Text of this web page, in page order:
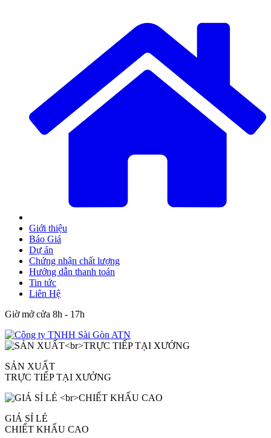
Giới thiệu
Báo Giá
Dự án
Chứng nhận chất lượng
Hướng dẫn thanh toán
Tin tức
Liên Hệ
Giờ mở cửa 8h - 17h
SẢN XUẤT
TRỰC TIẾP TẠI XƯỞNG
GIÁ SỈ LẺ
CHIẾT KHẤU CAO